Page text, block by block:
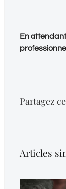
En
Partagez
Articles